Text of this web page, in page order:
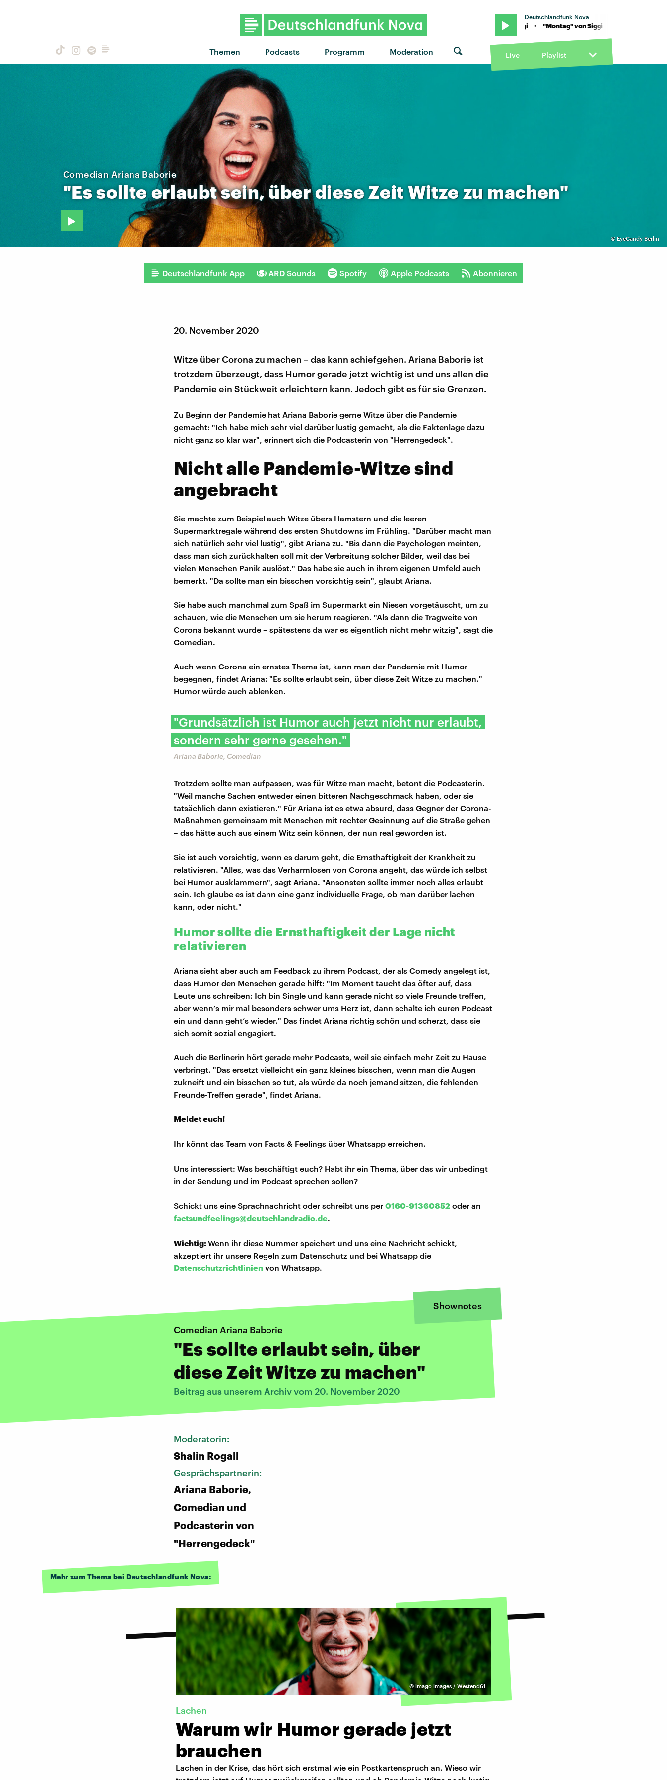
Themen Podcasts Programm Moderation
Deutschlandfunk Nova
"Montag" von Siggi · "Montag" von Siggi · "Montag" von Siggi
Live Playlist
© EyeCandy Berlin
Comedian Ariana Baborie
"Essollteerlaubtsein, überdiese ZeitWitzezumachen"
Deutschlandfunk App ARD Sounds Spotify Apple Podcasts Abonnieren
20. November 2020
Witze über Corona zu machen – das kann schiefgehen. Ariana Baborie ist
trotzdem überzeugt, dass Humor gerade jetzt wichtig ist und uns allen die
Pandemie ein Stückweit erleichtern kann. Jedoch gibt es für sie Grenzen.
Zu Beginn der Pandemie hat Ariana Baborie gerne Witze über die Pandemie
gemacht: "Ich habe mich sehr viel darüber lustig gemacht, als die Faktenlage dazu
nicht ganz so klar war", erinnert sich die Podcasterin von "Herrengedeck".
Nicht alle Pandemie-Witze sind
angebracht
Sie machte zum Beispiel auch Witze übers Hamstern und die leeren
Supermarktregale während des ersten Shutdowns im Frühling. "Darüber macht man
sich natürlich sehr viel lustig", gibt Ariana zu. "Bis dann die Psychologen meinten,
dass man sich zurückhalten soll mit der Verbreitung solcher Bilder, weil das bei
vielen Menschen Panik auslöst." Das habe sie auch in ihrem eigenen Umfeld auch
bemerkt. "Da sollte man ein bisschen vorsichtig sein", glaubt Ariana.
Sie habe auch manchmal zum Spaß im Supermarkt ein Niesen vorgetäuscht, um zu
schauen, wie die Menschen um sie herum reagieren. "Als dann die Tragweite von
Corona bekannt wurde – spätestens da war es eigentlich nicht mehr witzig", sagt die
Comedian.
Auch wenn Corona ein ernstes Thema ist, kann man der Pandemie mit Humor
begegnen, findet Ariana: "Es sollte erlaubt sein, über diese Zeit Witze zu machen."
Humor würde auch ablenken.
"Grundsätzlich ist Humor auch jetzt nicht nur erlaubt,
sondern sehr gerne gesehen."
Ariana Baborie, Comedian
Trotzdem sollte man aufpassen, was für Witze man macht, betont die Podcasterin.
"Weil manche Sachen entweder einen bitteren Nachgeschmack haben, oder sie
tatsächlich dann existieren." Für Ariana ist es etwa absurd, dass Gegner der Corona-
Maßnahmen gemeinsam mit Menschen mit rechter Gesinnung auf die Straße gehen
– das hätte auch aus einem Witz sein können, der nun real geworden ist.
Sie ist auch vorsichtig, wenn es darum geht, die Ernsthaftigkeit der Krankheit zu
relativieren. "Alles, was das Verharmlosen von Corona angeht, das würde ich selbst
bei Humor ausklammern", sagt Ariana. "Ansonsten sollte immer noch alles erlaubt
sein. Ich glaube es ist dann eine ganz individuelle Frage, ob man darüber lachen
kann, oder nicht."
Humor sollte die Ernsthaftigkeit der Lage nicht
relativieren
Ariana sieht aber auch am Feedback zu ihrem Podcast, der als Comedy angelegt ist,
dass Humor den Menschen gerade hilft: "Im Moment taucht das öfter auf, dass
Leute uns schreiben: Ich bin Single und kann gerade nicht so viele Freunde treffen,
aber wenn’s mir mal besonders schwer ums Herz ist, dann schalte ich euren Podcast
ein und dann geht’s wieder." Das findet Ariana richtig schön und scherzt, dass sie
sich somit sozial engagiert.
Auch die Berlinerin hört gerade mehr Podcasts, weil sie einfach mehr Zeit zu Hause
verbringt. "Das ersetzt vielleicht ein ganz kleines bisschen, wenn man die Augen
zukneift und ein bisschen so tut, als würde da noch jemand sitzen, die fehlenden
Freunde-Treffen gerade", findet Ariana.
Meldet euch!
Ihr könnt das Team von Facts & Feelings über Whatsapp erreichen.
Uns interessiert: Was beschäftigt euch? Habt ihr ein Thema, über das wir unbedingt
in der Sendung und im Podcast sprechen sollen?
Schickt uns eine Sprachnachricht oder schreibt uns per 0160-91360852 oder an
factsundfeelings@deutschlandradio.de.
Wichtig:Wenn ihr diese Nummer speichert und uns eine Nachricht schickt,
akzeptiert ihr unsere Regeln zum Datenschutz und bei Whatsapp die
Datenschutzrichtlinien von Whatsapp.
Shownotes
Comedian Ariana Baborie
"Es sollte erlaubt sein, über
diese Zeit Witze zu machen"
Beitrag aus unserem Archiv vom 20. November 2020
Moderatorin:
Shalin Rogall
Gesprächspartnerin:
Ariana Baborie,
Comedian und
Podcasterin von
"Herrengedeck"
Mehr zum Thema bei Deutschlandfunk Nova:
© imago images / Westend61
Lachen
Warum wir Humor gerade jetzt
brauchen
Lachen in der Krise, das hört sich erstmal wie ein Postkartenspruch an. Wieso wir